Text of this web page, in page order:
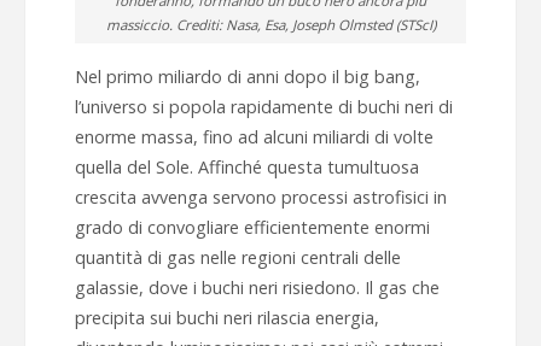
massiccio. Crediti: Nasa, Esa, Joseph Olmsted (STScI)
Nel primo miliardo di anni dopo il big bang,
l’universo si popola rapidamente di buchi neri di
enorme massa, fino ad alcuni miliardi di volte
quella del Sole. Affinché questa tumultuosa
crescita avvenga servono processi astrofisici in
grado di convogliare efficientemente enormi
quantità di gas nelle regioni centrali delle
galassie, dove i buchi neri risiedono. Il gas che
precipita sui buchi neri rilascia energia,